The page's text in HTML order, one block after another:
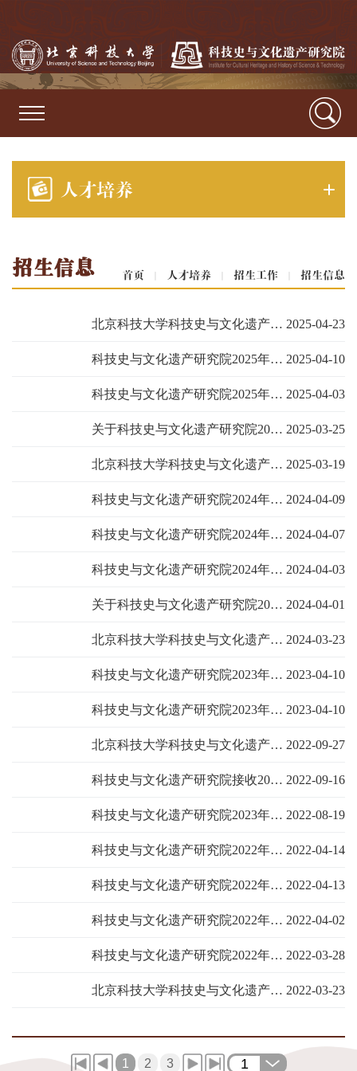
人才培养
首页 | 人才培养 | 招生工作 | 招生信息
招生信息
2025-04-23
北京科技大学科技史与文化遗产研究院 2025年博士研究生综合考核（复试）安排
2025-04-10
科技史与文化遗产研究院2025年硕士研究生调剂生复试成绩和拟录取名单公示
2025-04-03
科技史与文化遗产研究院2025年硕士研究生 调剂工作方案
2025-03-25
关于科技史与文化遗产研究院2025年硕士研究生招生复试成绩公示的通知
2025-03-19
北京科技大学科技史与文化遗产研究院 2025年硕士研究生招生复试与录取工作方案
2024-04-09
科技史与文化遗产研究院2024年博物馆专业硕士研究生调剂复试成绩和拟录取名单公示
2024-04-07
科技史与文化遗产研究院2024年硕士研究生一志愿拟录取名单公示
2024-04-03
科技史与文化遗产研究院2024年硕士研究生调剂工作方案
2024-04-01
关于科技史与文化遗产研究院2024年硕士研究生招生复试成绩公示的通知
2024-03-23
北京科技大学科技史与文化遗产研究院2024年硕士研究生招生复试与录取工作方案
2023-04-10
科技史与文化遗产研究院2023年文物与博物馆专业硕士研究生调剂复试成绩和拟录取名单公示
2023-04-10
科技史与文化遗产研究院2023年硕士研究生一志愿拟录取名单公示
2022-09-27
北京科技大学科技史与文化遗产研究院 接收2023年硕士推免生、直博生复试工作方案
2022-09-16
科技史与文化遗产研究院接收2023年第二批推免生预报名的通知
2022-08-19
科技史与文化遗产研究院2023年接收推荐免试硕士学位研究生预报名通知
2022-04-14
科技史与文化遗产研究院2022年硕士研究生调剂考生复试成绩公示
2022-04-13
科技史与文化遗产研究院2022年硕士研究生拟录取名单公示
2022-04-02
科技史与文化遗产研究院2022年硕士研究生调剂工作方案
2022-03-28
科技史与文化遗产研究院2022年硕士研究生一志愿考生复试成绩公示
2022-03-23
北京科技大学科技史与文化遗产研究院文物与博物馆专业2022年招收调剂生公告
1 2 3 1